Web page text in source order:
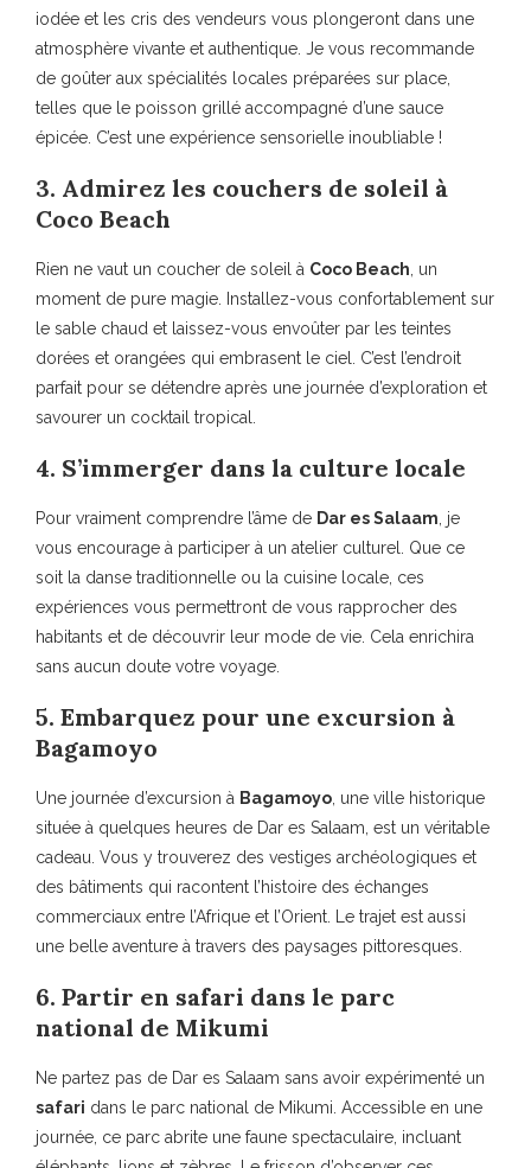
iodée et les cris des vendeurs vous plongeront dans une
atmosphère vivante et authentique. Je vous recommande
de goûter aux spécialités locales préparées sur place,
telles que le poisson grillé accompagné d’une sauce
épicée. C’est une expérience sensorielle inoubliable !
3. Admirez les couchers de soleil à
Coco Beach
Rien ne vaut un coucher de soleil à Coco Beach, un
moment de pure magie. Installez-vous confortablement sur
le sable chaud et laissez-vous envoûter par les teintes
dorées et orangées qui embrasent le ciel. C’est l’endroit
parfait pour se détendre après une journée d’exploration et
savourer un cocktail tropical.
4. S’immerger dans la culture locale
Pour vraiment comprendre l’âme de Dar es Salaam, je
vous encourage à participer à un atelier culturel. Que ce
soit la danse traditionnelle ou la cuisine locale, ces
expériences vous permettront de vous rapprocher des
habitants et de découvrir leur mode de vie. Cela enrichira
sans aucun doute votre voyage.
5. Embarquez pour une excursion à
Bagamoyo
Une journée d’excursion à Bagamoyo, une ville historique
située à quelques heures de Dar es Salaam, est un véritable
cadeau. Vous y trouverez des vestiges archéologiques et
des bâtiments qui racontent l’histoire des échanges
commerciaux entre l’Afrique et l’Orient. Le trajet est aussi
une belle aventure à travers des paysages pittoresques.
6. Partir en safari dans le parc
national de Mikumi
Ne partez pas de Dar es Salaam sans avoir expérimenté un
safari dans le parc national de Mikumi. Accessible en une
journée, ce parc abrite une faune spectaculaire, incluant